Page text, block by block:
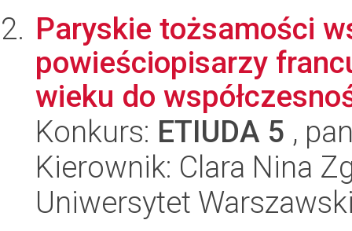
Paryskie tożsamości
powieściopisarzy
wieku do
Konkurs: ETIUDA 5 ,
Kierownik: Clara Nina
Uniwersytet